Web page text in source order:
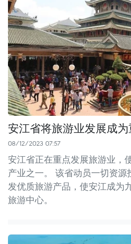
安江省将旅游业发展成
08/12/2023 07:57
安江省正在重点发展旅游业，
产业之一。 该省动员一切资
发优质旅游产品，使安江成为
旅游中心。